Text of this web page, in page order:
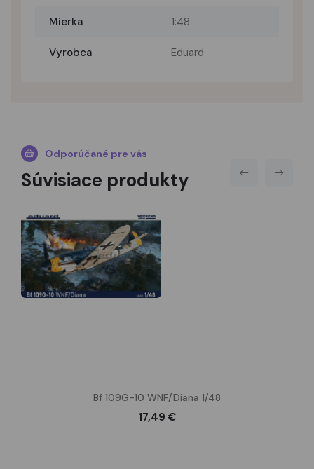
Mierka 1:48
Vyrobca Eduard
Odporúčané pre vás
Súvisiace produkty
Bf 109G-10 WNF/Diana 1/48
17,49 €